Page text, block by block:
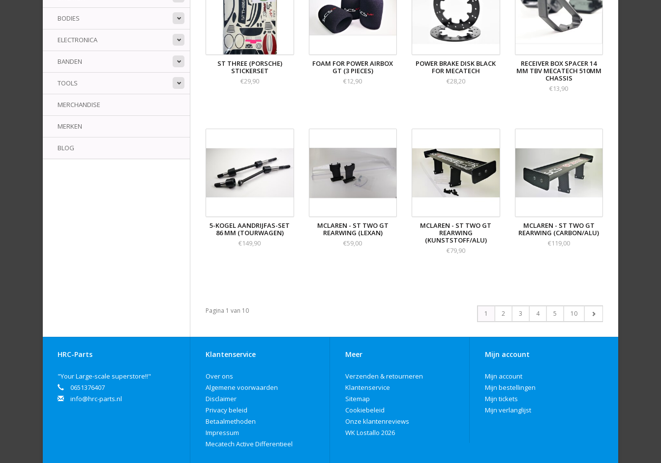
BODIES
ELECTRONICA
BANDEN
TOOLS
MERCHANDISE
MERKEN
BLOG
ST THREE (PORSCHE)
STICKERSET
€29,90
FOAM FOR POWER AIRBOX
GT (3 PIECES)
€12,90
POWER BRAKE DISK BLACK
FOR MECATECH
€28,20
RECEIVER BOX SPACER 14
MM TBV MECATECH 510MM
CHASSIS
€13,90
5-KOGEL AANDRIJFAS-SET
86 MM (TOURWAGEN)
€149,90
MCLAREN - ST TWO GT
REARWING (LEXAN)
€59,00
MCLAREN - ST TWO GT
REARWING
(KUNSTSTOFF/ALU)
€79,90
MCLAREN - ST TWO GT
REARWING (CARBON/ALU)
€119,00
Pagina 1 van 10 1 2 3 4 5 10
HRC-Parts
"Your Large-scale superstore!!"
0651376407
info@hrc-parts.nl
Klantenservice
Over ons
Algemene voorwaarden
Disclaimer
Privacy beleid
Betaalmethoden
Impressum
Mecatech Active Differentieel
Meer
Verzenden & retourneren
Klantenservice
Sitemap
Cookiebeleid
Onze klantenreviews
WK Lostallo 2026
Mijn account
Mijn account
Mijn bestellingen
Mijn tickets
Mijn verlanglijst